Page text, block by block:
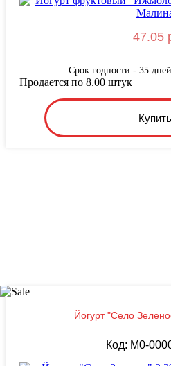
47.05
Срок годности - 35
Купить
Продается по 8.00 штук
Йогурт "Село
Код: M0-